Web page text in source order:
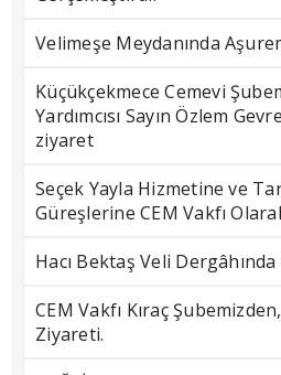
Velimeşe Meydanında
Küçükçekmece Cemevi
Yardımcısı Sayın Özlem
ziyaret
Seçek Yayla Hizmetine ve
Güreşlerine CEM Vakfı
Hacı Bektaş Veli
CEM Vakfı Kıraç
Ziyareti.